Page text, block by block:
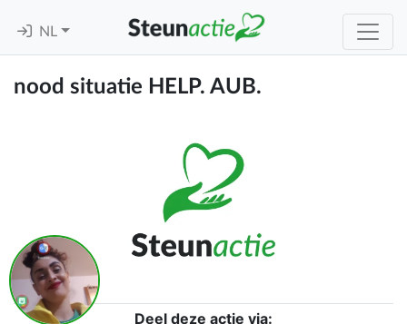
NL
nood situatie HELP. AUB.
Deel deze actie via: